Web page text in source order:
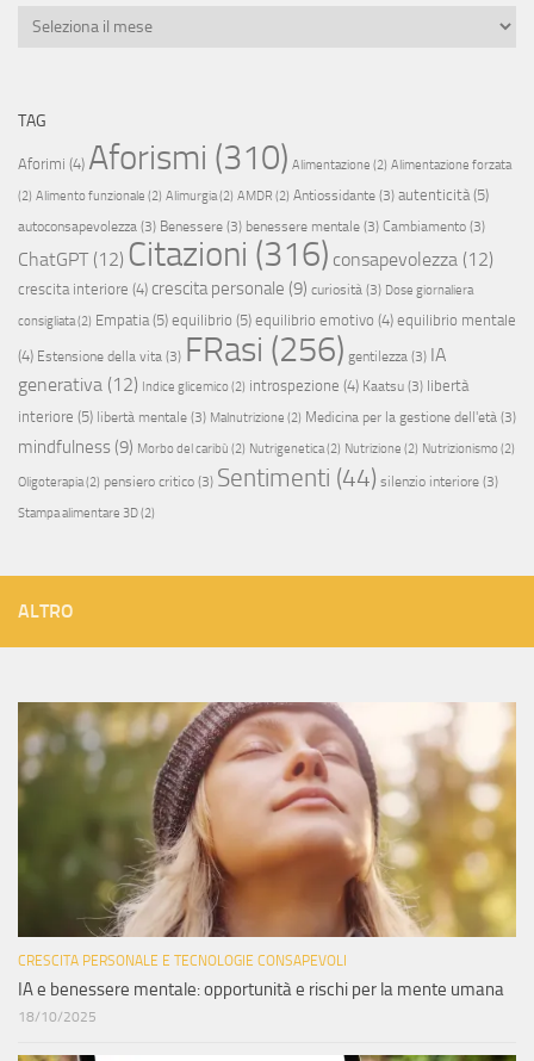
Archivi
TAG
Aforimi (4) Aforismi (310) Alimentazione (2) Alimentazione forzata
(2) Alimento funzionale (2) Alimurgia(2) AMDR (2) Antiossidante (3) autenticità (5)
autoconsapevolezza (3) Benessere (3) benessere mentale (3) Cambiamento (3)
ChatGPT(12) Citazioni (316) consapevolezza (12)
crescita interiore (4) crescita personale (9) curiosità (3) Dose giornaliera
consigliata(2) Empatia (5) equilibrio (5) equilibrio emotivo (4) equilibrio mentale
(4) Estensione della vita (3) FRasi (256) gentilezza (3) IA
generativa (12) Indice glicemico (2) introspezione (4) Kaatsu (3) libertà
interiore (5) libertà mentale (3) Malnutrizione (2) Medicina per la gestione dell'età (3)
mindfulness (9) Morbo del caribù (2) Nutrigenetica(2) Nutrizione (2) Nutrizionismo (2)
Oligoterapia(2) pensiero critico (3) Sentimenti (44) silenzio interiore (3)
Stampa alimentare 3D(2)
ALTRO
CRESCITA PERSONALE E TECNOLOGIE CONSAPEVOLI
IA e benessere mentale: opportunità e rischi per la mente umana
18/10/2025